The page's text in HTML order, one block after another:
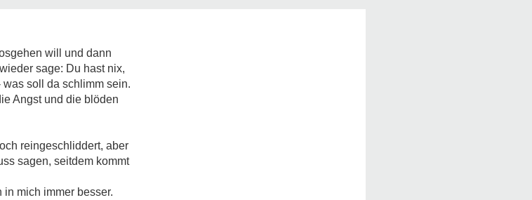
will und dann
sage: Du hast nix,
soll da schlimm sein.
Angst und die blöden
reingeschliddert, aber
sagen, seitdem kommt
mich immer besser.